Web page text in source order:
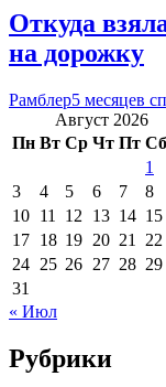
Откуда
на дорожку
Рамблер5 месяцев
Август 2026
Пн Вт Ср Чт Пт Сб
1
3
4 5 6 7 8
10 11 12 13 14 15
17 18 19 20 21 22
24 25 26 27 28 29
31
« Июл
Рубрики